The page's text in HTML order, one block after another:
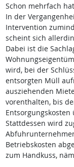
Schon mehrfach
In der
Intervention
scheint sich
Dabei ist die
wird, bei der
entsorgten Müll
ausziehenden
vorenthalten, bis
Stattdessen wird
Betriebskosten
zum Handkuss,